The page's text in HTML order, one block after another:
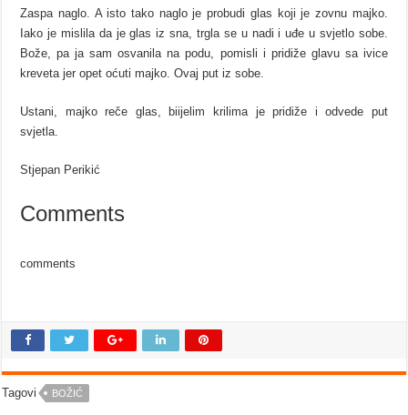
Zaspa naglo. A isto tako naglo je probudi glas koji je zovnu majko.
Iako je mislila da je glas iz sna, trgla se u nadi i uđe u svjetlo sobe.
Bože, pa ja sam osvanila na podu, pomisli i pridiže glavu sa ivice
kreveta jer opet oćuti majko. Ovaj put iz sobe.
Ustani, majko reče glas, biijelim krilima je pridiže i odvede put
svjetla.
Stjepan Perikić
Comments
comments
Tagovi BOŽIĆ